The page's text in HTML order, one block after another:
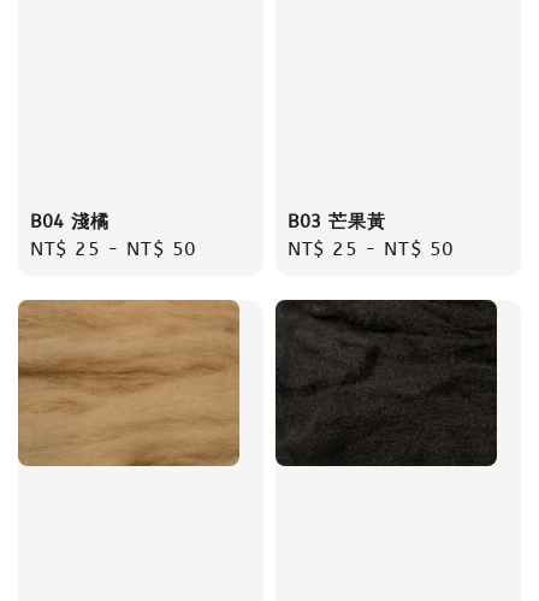
B04 淺橘
Regular
NT$ 25 - NT$ 50
B03 芒果黃
Regular
NT$ 25 - NT$ 50